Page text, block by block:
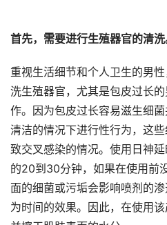
首先，需要进行生殖器官的清洗
重视生活细节和个人卫生的男
洗生殖器官，尤其是包皮过长
作。因为包皮过长容易滋生细
清洁的情况下进行性行为，这
致交叉感染的情况。使用日神
的20到30分钟，如果在使用前
面的细菌或污垢会影响喷剂的
为时间的效果。因此，在使用该